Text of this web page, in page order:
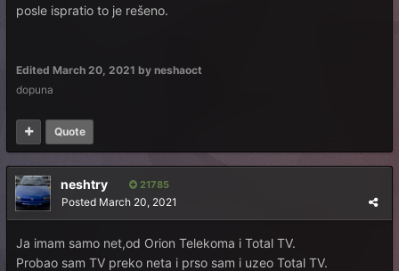
posle ispratio to je rešeno.
Edited March 20, 2021 by neshaoct
dopuna
Quote
neshtry 21785
Posted March 20, 2021
Ja imam samo net,od Orion Telekoma i Total TV.
Probao sam TV preko neta i prso sam i uzeo Total TV.